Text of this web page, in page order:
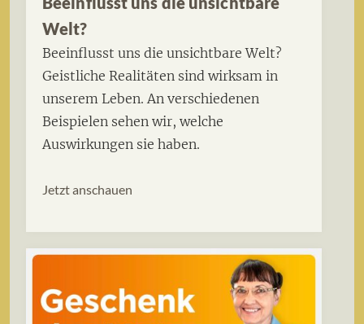
Welt?
Beeinflusst uns die unsichtbare Welt?
Geistliche Realitäten sind wirksam in
unserem Leben. An verschiedenen
Beispielen sehen wir, welche
Auswirkungen sie haben.
Jetzt anschauen